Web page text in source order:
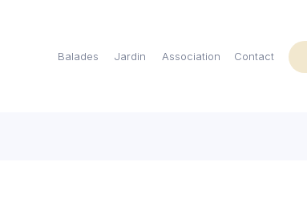
Balades Jardin Association Contact